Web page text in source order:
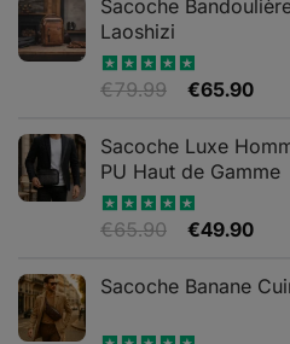
Sacoche
Laoshizi
Note4.88
€79.99
Le
initial
était :
€79.99.
€65.90Le
est :
Sacoche Luxe
PU Haut de Gamme
Note4.82
€65.90
Le
initial
€65.90.
€49.90Le
Sacoche Banane